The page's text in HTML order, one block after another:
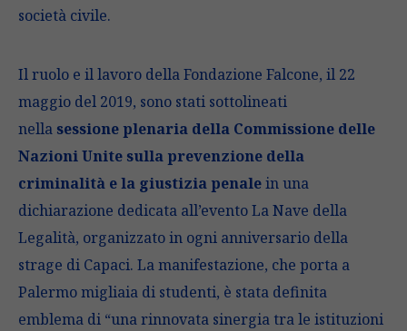
società civile.
Il ruolo e il lavoro della Fondazione Falcone, il 22
maggio del 2019, sono stati sottolineati
nella sessione plenaria della Commissione delle
Nazioni Unite sulla prevenzione della
criminalità e la giustizia penalein una
dichiarazione dedicata all’evento La Nave della
Legalità, organizzato in ogni anniversario della
strage di Capaci. La manifestazione, che porta a
Palermo migliaia di studenti, è stata definita
emblema di “una rinnovata sinergia tra le istituzioni